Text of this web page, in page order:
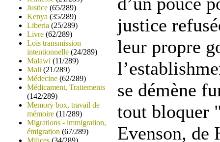
Justice (65/289)
Kenya (35/289)
Liberia (25/289)
Livre (62/289)
Lois transmission
intentionnelle (24/289)
Malawi (11/289)
Mali (21/289)
Médecine (62/289)
Médicament, Traitements
(142/289)
Memory box, travail de
mémoire (11/289)
Migrations - immigration,
émigration (67/289)
Milices (34/289)
justice
leur propre
se démène
tout bloquer
Evenson, de